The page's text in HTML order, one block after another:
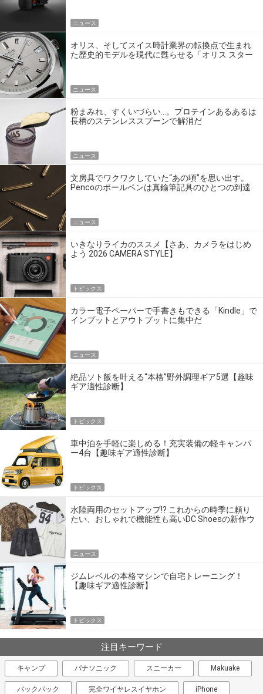
ニュース
オリス、そしてスイス時計業界の転換点で生まれ
た歴史的モデルを現代に甦らせる「オリス スター
ニュース
粉まみれ、すくいづらい…。プロテインあるあるは
長柄のステンレススプーンで解消だ
ニュース
文房具でワクワクしていた“あの頃”を思い出す。
Pencoのボールペンは真鍮筆記具のひとつの到達
ニュース
いきなりライカのススメ【さあ、カメラをはじめ
よう 2026 CAMERA STYLE】
トピックス
カラー電子ペーパーで手書きもできる「Kindle」で
インプットとアウトプットに集中だ
ニュース
絶品ソト飯を叶える“本格”野外調理ギア5選【趣味
ギア適性診断】
トピックス
車中泊を手軽に楽しめる！充実装備の軽キャンパ
ー4台【趣味ギア適性診断】
トピックス
水陸両用のセットアップ!? これからの時季に頼り
たい、おしゃれで機能性も高いDC Shoesの新作ウ
ニュース
ジムレベルの本格マシンで自宅トレーニング！
【趣味ギア適性診断】
トピックス
注目キーワード
キャンプ パナソニック スニーカー Makuake
バックパック 完全ワイヤレスイヤホン iPhone